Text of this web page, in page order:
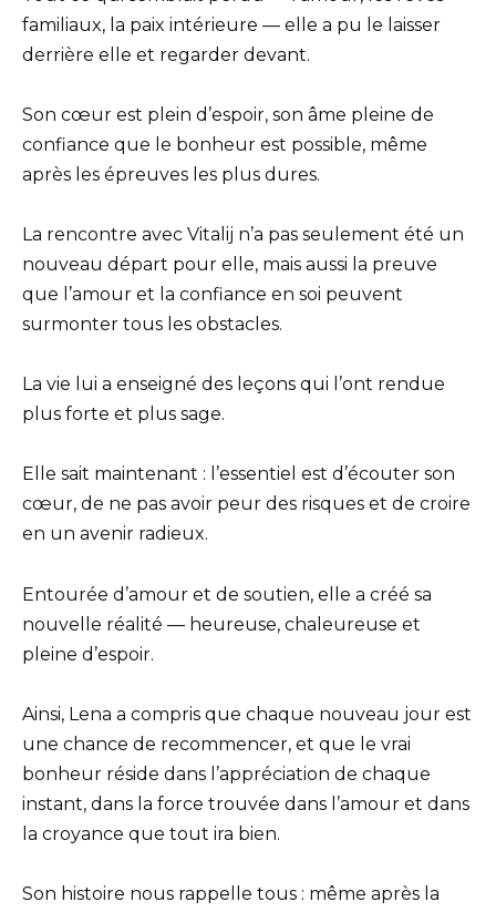
familiaux, la paix intérieure — elle a pu le laisser
derrière elle et regarder devant.
Son cœur est plein d’espoir, son âme pleine de
confiance que le bonheur est possible, même
après les épreuves les plus dures.
La rencontre avec Vitalij n’a pas seulement été un
nouveau départ pour elle, mais aussi la preuve
que l’amour et la confiance en soi peuvent
surmonter tous les obstacles.
La vie lui a enseigné des leçons qui l’ont rendue
plus forte et plus sage.
Elle sait maintenant : l’essentiel est d’écouter son
cœur, de ne pas avoir peur des risques et de croire
en un avenir radieux.
Entourée d’amour et de soutien, elle a créé sa
nouvelle réalité — heureuse, chaleureuse et
pleine d’espoir.
Ainsi, Lena a compris que chaque nouveau jour est
une chance de recommencer, et que le vrai
bonheur réside dans l’appréciation de chaque
instant, dans la force trouvée dans l’amour et dans
la croyance que tout ira bien.
Son histoire nous rappelle tous : même après la